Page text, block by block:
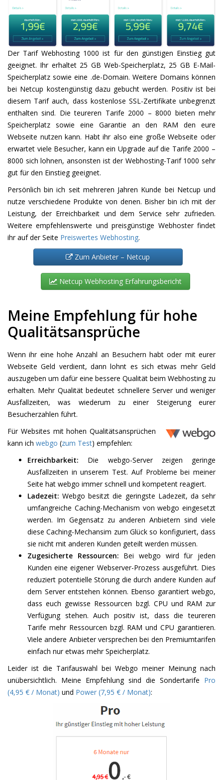
Der Tarif Webhosting 1000 ist für den günstigen Einstieg gut
geeignet. Ihr erhaltet 25 GB Web-Speicherplatz, 25 GB E-Mail-
Speicherplatz sowie eine .de-Domain. Weitere Domains können
bei Netcup kostengünstig dazu gebucht werden. Positiv ist bei
diesem Tarif auch, dass kostenlose SSL-Zertifikate unbegrenzt
enthalten sind. Die teureren Tarife 2000 – 8000 bieten mehr
Speicherplatz sowie eine Garantie an den RAM den eure
Webseite nutzen kann. Habt ihr also eine große Webseite oder
erwartet viele Besucher, kann ein Upgrade auf die Tarife 2000 –
8000 sich lohnen, ansonsten ist der Webhosting-Tarif 1000 sehr
gut für den Einstieg geeignet.
Persönlich bin ich seit mehreren Jahren Kunde bei Netcup und
nutze verschiedene Produkte von denen. Bisher bin ich mit der
Leistung, der Erreichbarkeit und dem Service sehr zufrieden.
Weitere empfehlenswerte und preisgünstige Webhoster findet
ihr auf der Seite Preiswertes Webhosting.
Zum Anbieter – Netcup
Netcup Webhosting Erfahrungsbericht
Meine Empfehlung für hohe
Qualitätsansprüche
Wenn ihr eine hohe Anzahl an Besuchern habt oder mit eurer
Webseite Geld verdient, dann lohnt es sich etwas mehr Geld
auszugeben um dafür eine bessere Qualität beim Webhosting zu
erhalten. Mehr Qualität bedeutet schnellere Server und weniger
Ausfallzeiten, was wiederum zu einer Steigerung eurer
Besucherzahlen führt.
Für Websites mit hohen Qualitätsansprüchen
kann ich webgo (zum Test) empfehlen:
Erreichbarkeit: Die webgo-Server zeigen geringe
Ausfallzeiten in unserem Test. Auf Probleme bei meiner
Seite hat webgo immer schnell und kompetent reagiert.
Ladezeit: Webgo besitzt die geringste Ladezeit, da sehr
umfangreiche Caching-Mechanism von webgo eingesetzt
werden. Im Gegensatz zu anderen Anbietern sind viele
diese Caching-Mechansim zum Glück so konfiguriert, dass
sie nicht mit anderen Kunden geteilt werden müssen.
Zugesicherte Ressourcen: Bei webgo wird für jeden
Kunden eine eigener Webserver-Prozess ausgeführt. Dies
reduziert potentielle Störung die durch andere Kunden auf
dem Server entstehen können. Ebenso garantiert webgo,
dass euch gewisse Ressourcen bzgl. CPU und RAM zur
Verfügung stehen. Auch positiv ist, dass die teureren
Tarife mehr Ressourcen bzgl. RAM und CPU garantieren.
Viele andere Anbieter versprechen bei den Premiumtarifen
einfach nur etwas mehr Speicherplatz.
Leider ist die Tarifauswahl bei Webgo meiner Meinung nach
unübersichtlich. Meine Empfehlung sind die Sondertarife Pro
(4,95 € / Monat) und Power (7,95 € / Monat):